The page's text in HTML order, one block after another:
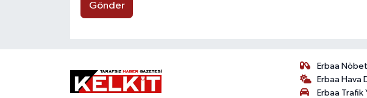
Gönder
Erbaa
Erbaa Hava
Erbaa Trafik